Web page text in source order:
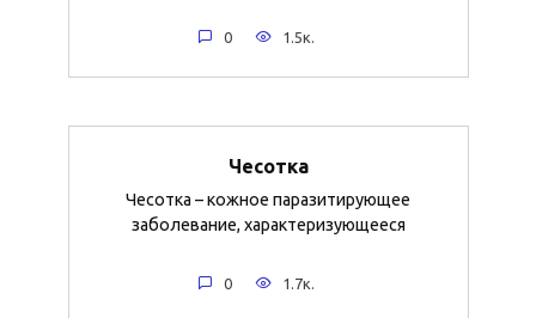
0 1.5к.
Чесотка
Чесотка – кожное паразитирующее
заболевание, характеризующееся
0 1.7к.